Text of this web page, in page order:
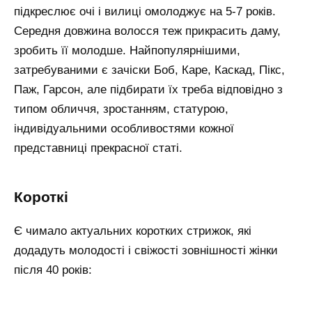
підкреслює очі і вилиці омолоджує на 5-7 років.
Середня довжина волосся теж прикрасить даму,
зробить її молодше. Найпопулярнішими,
затребуваними є зачіски Боб, Каре, Каскад, Пікс,
Паж, Гарсон, але підбирати їх треба відповідно з
типом обличчя, зростанням, статурою,
індивідуальними особливостями кожної
представниці прекрасної статі.
короткі
Є чимало актуальних коротких стрижок, які
додадуть молодості і свіжості зовнішності жінки
після 40 років: